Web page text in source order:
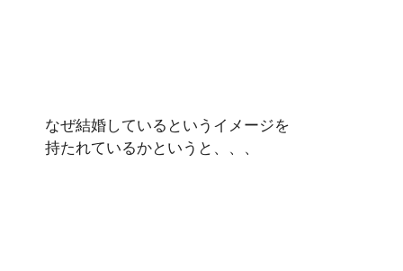
なぜ結婚しているというイメージを
持たれているかというと、、、